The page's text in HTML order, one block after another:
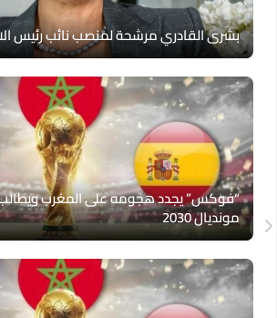
بشرى القادري مرشحة لمنصب نائب رئيس
“فوكس” يجدد هجومه على المغرب ويطالب
مونديال 2030